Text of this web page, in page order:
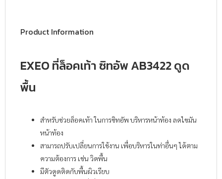
Product Information
EXEO ที่ล็อคเท้า ซิทอัพ AB3422 ดูด
พื้น
สำหรับช่วยล็อคเท้า ในการซิทอัพ บริหารหน้าท้อง ลดไขมัน
หน้าท้อง
สามารถปรับเปลี่ยนการใช้งาน เพื่อบริหารในท่าอื่นๆ ได้ตาม
ความต้องการ เช่น วิดพื้น
มีตัวดูดติดกับพื้นผิวเรียบ